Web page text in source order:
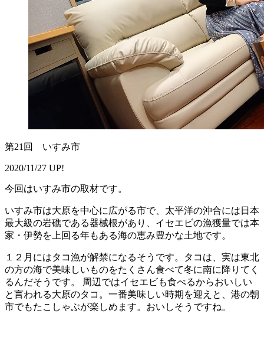
第21回 いすみ市
2020/11/27 UP!
今回はいすみ市の取材です。
いすみ市は大原を中心に広がる市で、太平洋の沖合には日本
最大級の岩礁である器械根があり、イセエビの漁獲量では本
家・伊勢を上回る年もある海の恵み豊かな土地です。
１２月にはタコ漁が解禁になるそうです。タコは、実は東北
の方の海で美味しいものをたくさん食べて冬に南に降りてく
るんだそうです。 周辺ではイセエビも食べるからおいしい
と言われる大原のタコ。一番美味しい時期を迎えと、港の朝
市でもたこしゃぶが楽しめます。おいしそうですね。